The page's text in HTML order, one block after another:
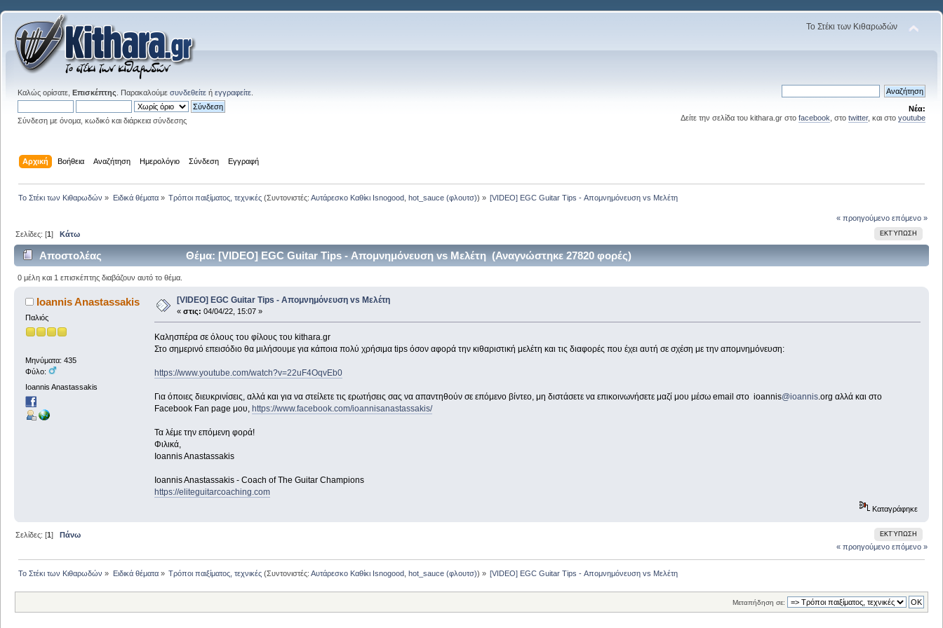
Το Στέκι των Κιθαρωδών
Καλώς ορίσατε, Επισκέπτης . Παρακαλούμε συνδεθείτε ή εγγραφείτε
Σύνδεση με όνομα, κωδικό και διάρκεια σύνδεσης
Νέα:
Δείτε την σελίδα του kithara.gr στο facebook , στο twitter, και στο youtube
Αρχική Βοήθεια Αναζήτηση Ημερολόγιο Σύνδεση Εγγραφή
Το Στέκι των Κιθαρωδών » Ειδικά θέματα» Τρόποι παιξίματος, τεχνικές(Συντονιστές: Αυτάρεσκο Καθίκι Isnogood, hot_sauce (φλουτσ)) » [VIDEO] EGC Guitar Tips - Απομνημόνευση vs Μελέτη
« προηγούμενο επόμενο »
ΕΚΤΎΠΩΣΗ
Σελίδες: [1]Κάτω
Αποστολέας Θέμα: [VIDEO] EGC Guitar Tips - Απομνημόνευση vs Μελέτη (Αναγνώστηκε 27820 φορές)
0 μέλη και 1 επισκέπτης διαβάζουν αυτό το θέμα.
Ioannis Anastassakis
Παλιός
Μηνύματα: 435
Φύλο:
Ioannis Anastassakis
[VIDEO] EGC Guitar Tips - Απομνημόνευση vs Μελέτη
« στις: 04/04/22, 15:07 »
Καλησπέρα σε όλους του φίλους του kithara.gr
Στο σημερινό επεισόδιο θα μιλήσουμε για κάποια πολύ χρήσιμα tips όσον αφορά την κιθαριστική μελέτη και τις διαφορές που έχει αυτή σε σχέση με την απομνημόνευση:
https://www.youtube.com/watch?v=22uF4OqvEb0
Για όποιες διευκρινίσεις, αλλά και για να στείλετε τις ερωτήσεις σας να απαντηθούν σε επόμενο βίντεο, μη διστάσετε να επικοινωνήσετε μαζί μου μέσω email στο ioannis@ioannis.org αλλά και στο
Facebook Fan page μου, https://www.facebook.com/ioannisanastassakis/
Τα λέμε την επόμενη φορά!
Φιλικά,
Ioannis Anastassakis
Ioannis Anastassakis - Coach of The Guitar Champions
https://eliteguitarcoaching.com
Καταγράφηκε
ΕΚΤΎΠΩΣΗ
Σελίδες: [1]Πάνω
« προηγούμενο επόμενο »
Το Στέκι των Κιθαρωδών » Ειδικά θέματα» Τρόποι παιξίματος, τεχνικές(Συντονιστές: Αυτάρεσκο Καθίκι Isnogood, hot_sauce (φλουτσ)) » [VIDEO] EGC Guitar Tips - Απομνημόνευση vs Μελέτη
Μεταπήδηση σε: